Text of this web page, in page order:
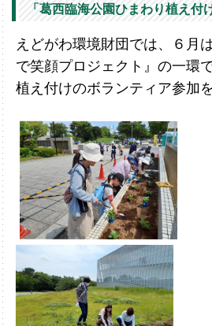
「葛西臨海公園ひまわり植え付
えどがわ環境財団では、 ６月
で笑顔プロジェクト』の一環
植え付けのボランティア参加